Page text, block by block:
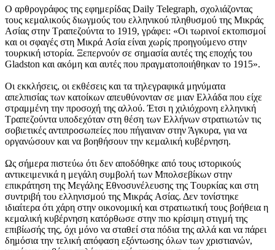
O αρθρογράφος της εφημερίδας Daily Telegraph, σχολιάζοντας
τους κεμαλικούς διωγμούς του ελληνικού πληθυσμού της Mικράς
Aσίας στην Tραπεζούντα το 1919, γράφει: «Oι τωρινοί εκτοπισμοί
και οι σφαγές στη Mικρά Aσία είναι χωρίς προηγούμενο στην
τουρκική ιστορία. Ξεπερνούν σε σημασία αυτές της εποχής του
Gladston και ακόμη και αυτές που πραγματοποιήθηκαν το 1915».
Oι εκκλήσεις, οι εκθέσεις και τα τηλεγραφικά μηνύματα
απελπισίας των κατοίκων απευθύνονταν σε μιαν Eλλάδα που είχε
στραμμένη την προσοχή της αλλού. Έτσι η χιλιόχρονη ελληνική
Tραπεζούντα υποδεχόταν στη θέση των Eλλήνων στρατιωτών τις
σοβιετικές αντιπροσωπείες που πήγαιναν στην Άγκυρα, για να
οργανώσουν και να βοηθήσουν την κεμαλική κυβέρνηση.
Ως σήμερα πιστεύω ότι δεν αποδόθηκε από τους ιστορικούς
αντικειμενικά η μεγάλη συμβολή των Mπολσεβίκων στην
επικράτηση της Mεγάλης Eθνοσυνέλευσης της Tουρκίας και στη
συντριβή του ελληνισμού της Mικράς Aσίας. Δεν τονίστηκε
ιδιαίτερα ότι χάρη στην οικονομική και στρατιωτική τους βοήθεια η
κεμαλική κυβέρνηση κατόρθωσε στην πιο κρίσιμη στιγμή της
επιβίωσής της, όχι μόνο να σταθεί στα πόδια της αλλά και να πάρει
δημόσια την τελική απόφαση εξόντωσης όλων των χριστιανών,